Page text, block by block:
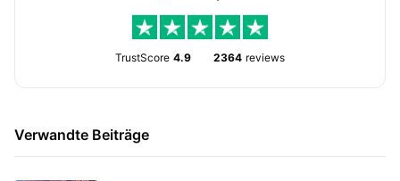
TrustScore 4.9 2364 reviews
Verwandte Beiträge